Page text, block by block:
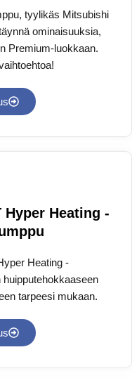
tyylikäs Mitsubishi
ominaisuuksia,
Premium-luokkaan.
Heating -
Heating -
tarpeesi mukaan.